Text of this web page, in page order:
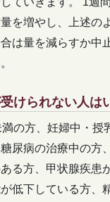
を増やし、上述の
は量を減らすか中
けられない人は
の方、妊婦中・授
尿病の治療中の方
る方、甲状腺疾患
低下している方、